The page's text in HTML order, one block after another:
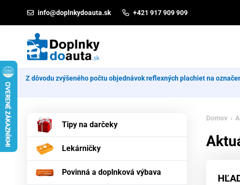
info@doplnkydoauta.sk +421 917 909 909
Z dôvodu zvýšeného počtu objednávok reflexných plachiet na
Tipy na darčeky
Lekárničky
Povinná a doplnková výbava
Domov ›